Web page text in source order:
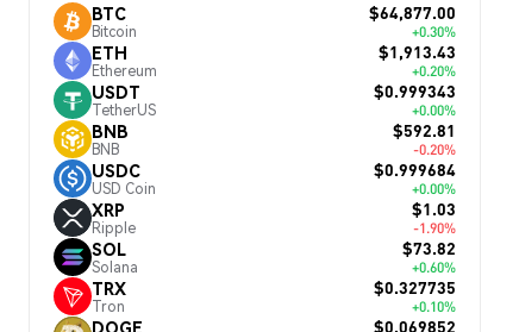
BTC
Bitcoin
$64,877.00
+0.30%
ETH
Ethereum
$1,913.43
+0.20%
USDT
TetherUS
$0.999343
+0.00%
BNB
BNB
$592.81
-0.20%
USDC
USD Coin
$0.999684
+0.00%
XRP
Ripple
$1.03
-1.90%
SOL
Solana
$73.82
+0.60%
TRX
Tron
$0.327735
+0.10%
DOGE $0.069852